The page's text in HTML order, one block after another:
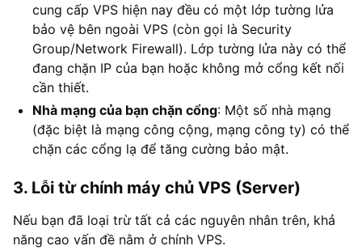
cung cấp VPS hiện nay đều có một lớp tường lửa
bảo vệ bên ngoài VPS (còn gọi là Security
Group/Network Firewall). Lớp tường lửa này có thể
đang chặn IP của bạn hoặc không mở cổng kết nối
cần thiết.
Nhà mạng của bạn chặn cổng: Một số nhà mạng
(đặc biệt là mạng công cộng, mạng công ty) có thể
chặn các cổng lạ để tăng cường bảo mật.
3. Lỗi từ chính máy chủ VPS (Server)
Nếu bạn đã loại trừ tất cả các nguyên nhân trên, khả
năng cao vấn đề nằm ở chính VPS.